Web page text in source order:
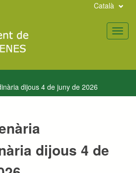
Català
dijous 4 de juny de 2026
dijous 4 de